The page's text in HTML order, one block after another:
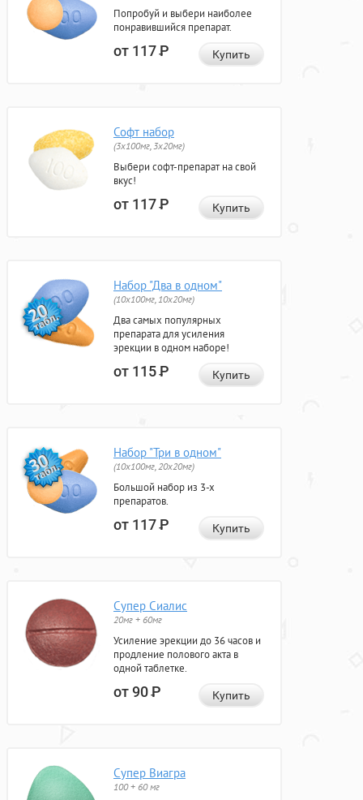
Попробуй и выбери наиболее
понравившийся препарат.
от 117Р Купить
Софт набор
(3x100мг, 3x20мг)
Выбери софт-препарат на свой
вкус!
от 117Р Купить
Набор "Два в одном"
(10x100мг, 10x20мг)
Два самых популярных
препарата для усиления
эрекции в одном наборе!
от 115Р Купить
Набор "Три в одном"
(10x100мг, 20x20мг)
Большой набор из 3-х
препаратов.
от 117Р Купить
Супер Сиалис
20мг + 60мг
Усиление эрекции до 36 часов и
продление полового акта в
одной таблетке.
от 90Р Купить
Супер Виагра
100 + 60 мг